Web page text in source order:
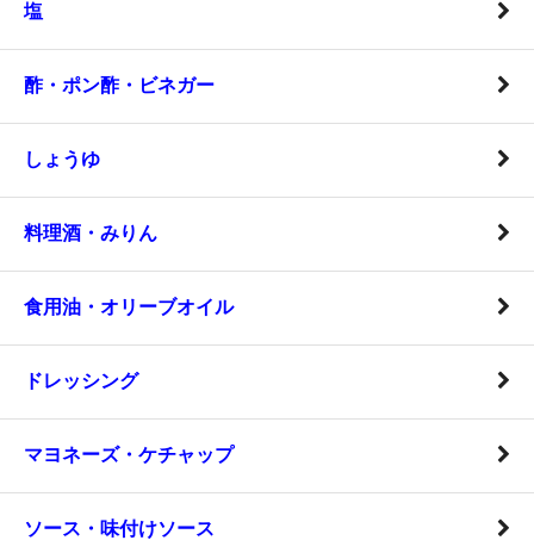
塩
酢・ポン酢・ビネガー
しょうゆ
料理酒・みりん
食用油・オリーブオイル
ドレッシング
マヨネーズ・ケチャップ
ソース・味付けソース